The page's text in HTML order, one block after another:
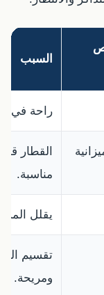
السبب
راحة في
القطار قد
مناسبة.
يقلل
تقسيم
ومريحة.